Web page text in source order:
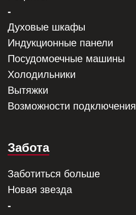
-
Духовые шкафы
Индукционные панели
Посудомоечные машины
Холодильники
Вытяжки
Возможности подключения
Забота
Заботиться больше
Новая звезда
-